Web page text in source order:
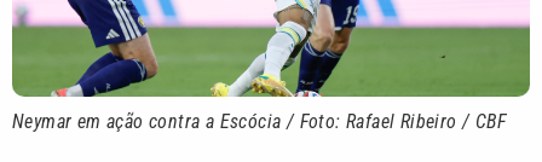
Neymar em ação contra a Escócia / Foto: Rafael Ribeiro / CBF